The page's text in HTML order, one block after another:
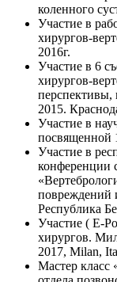
коленного
Участие в
хирургов-
2016г.
Участие в 6
хирургов-
2015.
Участие в
Участие в
конференции
повреждений
Республика
Участие ( E-
хирургов.
2017, Milan,
Мастер класс